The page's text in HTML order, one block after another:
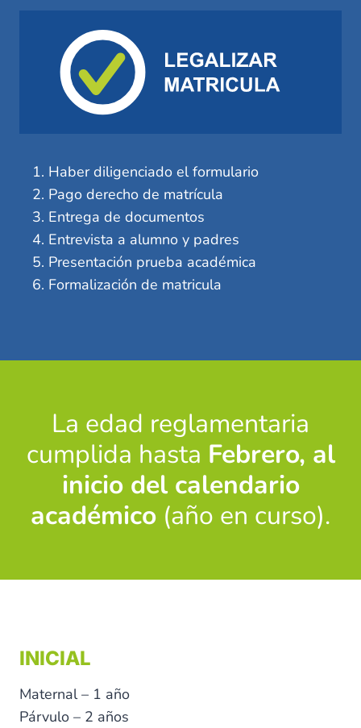
Haber diligenciado el formulario
Pago derecho de matrícula
Entrega de documentos
Entrevista a alumno y padres
Presentación prueba académica
Formalización de matricula
La edad reglamentaria
cumplida hasta Febrero, al
inicio del calendario
académico (año en curso).
INICIAL
Maternal – 1 año
Párvulo – 2 años